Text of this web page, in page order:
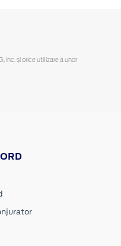
Inc. și orice utilizare a unor